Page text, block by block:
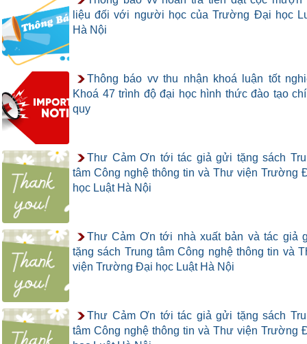
liệu đối với người học của Trường Đại học
Hà Nội
Thông báo vv thu nhận khoá luận tốt
Khoá 47 trình độ đại học hình thức đào tạo
quy
Thư Cảm Ơn tới tác giả gửi tặng sách
tâm Công nghệ thông tin và Thư viện Trường
học Luật Hà Nội
Thư Cảm Ơn tới nhà xuất bản và tác giả
tặng sách Trung tâm Công nghệ thông tin và
viện Trường Đại học Luật Hà Nội
Thư Cảm Ơn tới tác giả gửi tặng sách
tâm Công nghệ thông tin và Thư viện Trường